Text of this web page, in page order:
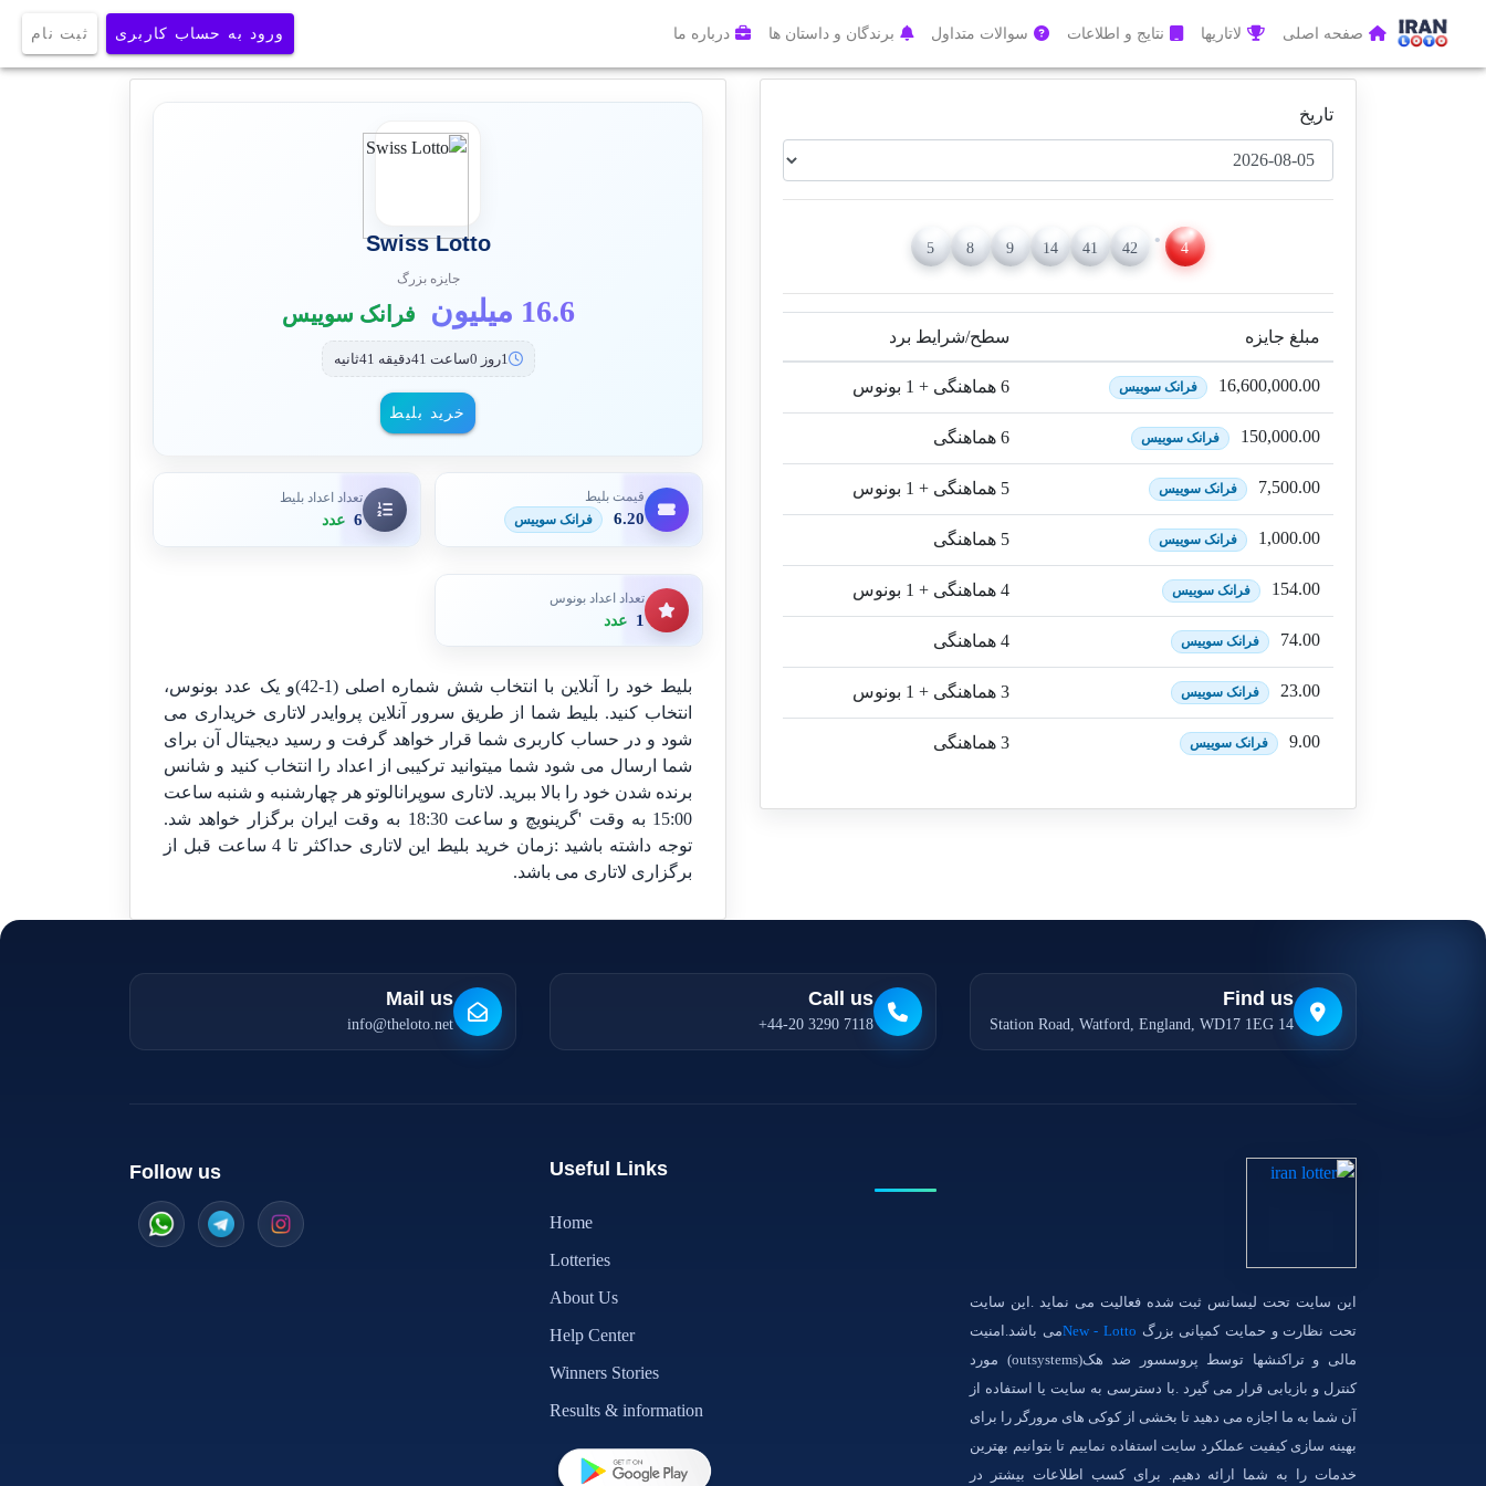
صفحه اصلی لاتاریها نتایج و اطلاعات سوالات متداول برندگان و داستان ها درباره ما ورود به حساب کاربری ثبت نام
تاریخ
5 8 9 14 41 42 4
مبلغ جایزه سطح/شرایط برد
16,600,000.00 فرانک سوییس 6 هماهنگی + 1 بونوس
150,000.00 فرانک سوییس 6 هماهنگی
7,500.00 فرانک سوییس 5 هماهنگی + 1 بونوس
1,000.00 فرانک سوییس 5 هماهنگی
154.00 فرانک سوییس 4 هماهنگی + 1 بونوس
74.00 فرانک سوییس 4 هماهنگی
23.00 فرانک سوییس 3 هماهنگی + 1 بونوس
9.00 فرانک سوییس 3 هماهنگی
Swiss Lotto
جایزه بزرگ
16.6 میلیون فرانک سوییس
1روز 0ساعت 41دقیقه 41ثانیه
خرید بلیط
قیمت بلیط
6.20 فرانک سوییس
تعداد اعداد بلیط
6 عدد
تعداد اعداد بونوس
1 عدد
بلیط خود را آنلاین با انتخاب شش شماره اصلی (1-42)و یک عدد بونوس،
انتخاب کنید. بلیط شما از طریق سرور آنلاین پروایدر لاتاری خریداری می
شود و در حساب کاربری شما قرار خواهد گرفت و رسید دیجیتال آن برای
شما ارسال می شود شما میتوانید ترکیبی از اعداد را انتخاب کنید و شانس
برنده شدن خود را بالا ببرید. لاتاری سوپرانالوتو هر چهارشنبه و شنبه ساعت
15:00 به وقت 'گرینویچ و ساعت 18:30 به وقت ایران برگزار خواهد شد.
توجه داشته باشید :زمان خرید بلیط این لاتاری حداکثر تا 4 ساعت قبل از
برگزاری لاتاری می باشد.
Find us
14 Station Road, Watford, England, WD17 1EG
Call us
+44-20 3290 7118
Mail us
info@theloto.net
این سایت تحت لیسانس ثبت شده فعالیت می نماید .این سایت
تحت نظارت و حمایت کمپانی بزرگ New - Lottoمی باشد.امنیت
مالی و تراکنشها توسط پروسسور ضد هک(outsystems) مورد
کنترل و بازیابی قرار می گیرد .با دسترسی به سایت یا استفاده از
آن شما به ما اجازه می دهید تا بخشی از کوکی های مرورگر را برای
بهینه سازی کیفیت عملکرد سایت استفاده نماییم تا بتوانیم بهترین
خدمات را به شما ارائه دهیم. برای کسب اطلاعات بیشتر در
Useful Links
Home
Lotteries
About Us
Help Center
Winners Stories
Results & information
Follow us